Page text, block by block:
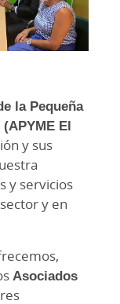
la Pequeña
El
y sus
y servicios
y en
Asociados